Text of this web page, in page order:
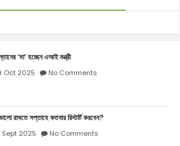
‘মা’ হচ্ছেন এআই মন্ত্রী
Oct 2025 No Comments
রাখতে সপ্তাহে কতবার রিস্টার্ট করবেন?
Sept 2025 No Comments